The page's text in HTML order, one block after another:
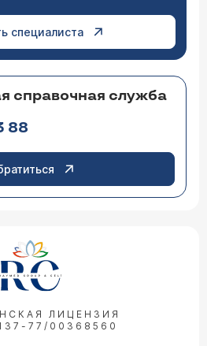
специалиста
справочная служба
88
ЛИЦЕНЗИЯ
77/00368560